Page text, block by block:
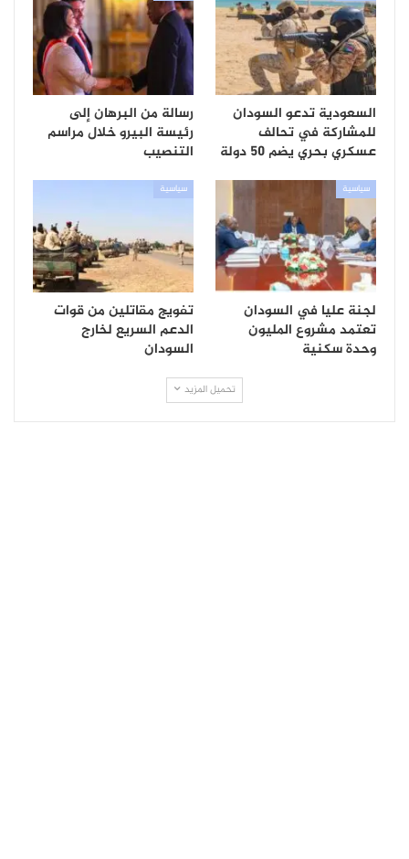
السعودية تدعو السودان
للمشاركة في تحالف
عسكري بحري يضم 50 دولة
رسالة من البرهان إلى
رئيسة البيرو خلال مراسم
التنصيب
سياسية
لجنة عليا في السودان
تعتمد مشروع المليون
وحدة سكنية
سياسية
تفويج مقاتلين من قوات
الدعم السريع لخارج
السودان
تحميل المزيد